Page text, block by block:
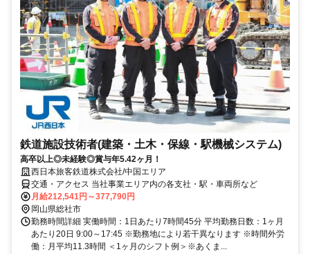
鉄道施設技術者(建築・土木・保線・駅機械システム)
高卒以上◎未経験◎賞与年5.42ヶ月！
西日本旅客鉄道株式会社/中国エリア
交通・アクセス 当社事業エリア内の各支社・駅・車両所など
月給212,541円～377,790円
岡山県総社市
勤務時間詳細 実働時間：1日あたり7時間45分 平均勤務日数：1ヶ月
あたり20日 9:00～17:45 ※勤務地により若干異なります ※時間外労
働：月平均11.3時間 ＜1ヶ月のシフト例＞※あくま...